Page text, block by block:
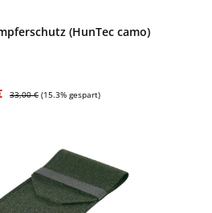
(HunTec camo)
Regulärer Preis:
33,00 € (15.3% gespart)